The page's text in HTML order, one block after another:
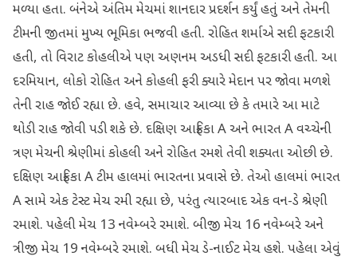
મળ્યા હતા. બંનેએ અંતિમ મેચમાં શાનદાર પ્રદર્શન કર્યું હતું અને તેમની
ટીમની જીતમાં મુખ્ય ભૂમિકા ભજવી હતી. રોહિત શર્માએ સદી ફટકારી
હતી, તો વિરાટ કોહલીએ પણ અણનમ અડધી સદી ફટકારી હતી. આ
દરમિયાન, લોકો રોહિત અને કોહલી ફરી ક્યારે મેદાન પર જોવા મળશે
તેની રાહ જોઈ રહ્યા છે. હવે, સમાચાર આવ્યા છે કે તમારે આ માટે
થોડી રાહ જોવી પડી શકે છે. દક્ષિણ આફ્રિકા A અને ભારત A વચ્ચેની
ત્રણ મેચની શ્રેણીમાં કોહલી અને રોહિત રમશે તેવી શક્યતા ઓછી છે.
દક્ષિણ આફ્રિકા A ટીમ હાલમાં ભારતના પ્રવાસે છે. તેઓ હાલમાં ભારત
A સામે એક ટેસ્ટ મેચ રમી રહ્યા છે, પરંતુ ત્યારબાદ એક વન-ડે શ્રેણી
રમાશે. પહેલી મેચ 13 નવેમ્બરે રમાશે. બીજી મેચ 16 નવેમ્બરે અને
ત્રીજી મેચ 19 નવેમ્બરે રમાશે. બધી મેચ ડે-નાઈટ મેચ હશે. પહેલા એવું